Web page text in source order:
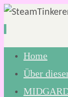
Zum
Inhalt
springen
Home
Über